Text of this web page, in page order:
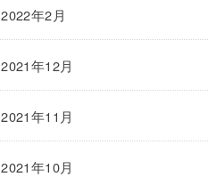
2022年2月
2021年12月
2021年11月
2021年10月